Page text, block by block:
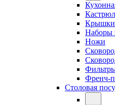
Крышки
Наборы
Ножи
Френч-
Столовая